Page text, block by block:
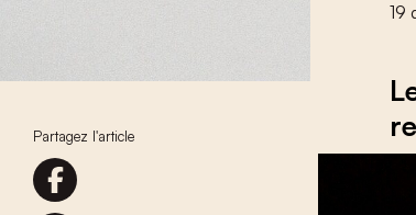
Partagez l'article
19